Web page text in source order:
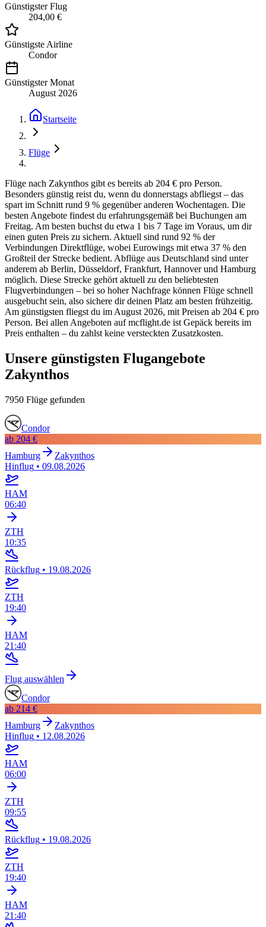
Günstigster Flug
204,00 €
Günstigste Airline
Condor
Günstigster Monat
August 2026
Startseite
Flüge
Flüge nach Zakynthos gibt es bereits ab 204 € pro Person.
Besonders günstig reist du, wenn du donnerstags abfliegst – das
spart im Schnitt rund 9 % gegenüber anderen Wochentagen. Die
besten Angebote findest du erfahrungsgemäß bei Buchungen am
Freitag. Am besten buchst du etwa 1 bis 7 Tage im Voraus, um dir
einen guten Preis zu sichern. Aktuell sind rund 92 % der
Verbindungen Direktflüge, wobei Eurowings mit etwa 37 % den
Großteil der Strecke bedient. Abflüge aus Deutschland sind unter
anderem ab Berlin, Düsseldorf, Frankfurt, Hannover und Hamburg
möglich. Diese Strecke gehört aktuell zu den beliebtesten
Flugverbindungen – bei so hoher Nachfrage können Flüge schnell
ausgebucht sein, also sichere dir deinen Platz am besten frühzeitig.
Am günstigsten fliegst du im August 2026, mit Preisen ab 204 € pro
Person. Bei allen Angeboten auf mcflight.de ist Gepäck bereits im
Preis enthalten – du zahlst keine versteckten Zusatzkosten.
Unsere günstigsten Flugangebote
Zakynthos
7950 Flüge gefunden
Condor
ab 204 €
Hamburg
Zakynthos
Hinflug • 09.08.2026
HAM
06:40
ZTH
10:35
Rückflug • 19.08.2026
ZTH
19:40
HAM
21:40
Flug auswählen
Condor
ab 214 €
Hamburg
Zakynthos
Hinflug • 12.08.2026
HAM
06:00
ZTH
09:55
Rückflug • 19.08.2026
ZTH
19:40
HAM
21:40